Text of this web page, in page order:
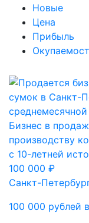
Новые
Цена
Прибыль
Бизнес в
производству
с 10-летней
100 000 ₽
Санкт-
100 000 рублей